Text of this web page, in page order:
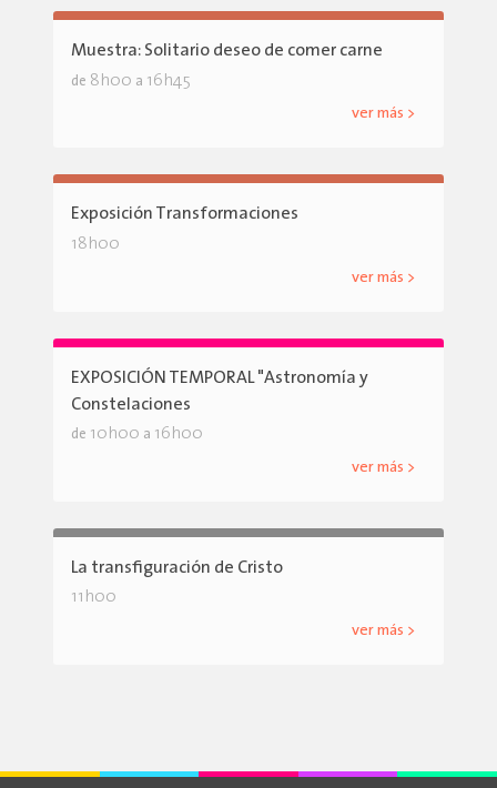
Muestra: Solitario deseo de comer carne
de 8h00 a 16h45
ver más >
Exposición Transformaciones
18h00
ver más >
EXPOSICIÓN TEMPORAL "Astronomía y
Constelaciones
de 10h00 a 16h00
ver más >
La transfiguración de Cristo
11h00
ver más >